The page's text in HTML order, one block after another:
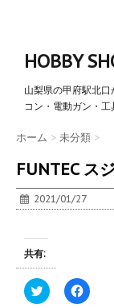
HOBBY
山梨県の甲府駅北
コン・電動ガン・
ホーム > 未分類 >
FUNTEC ス
2021/01/27
共有:
ク
リ
F
a